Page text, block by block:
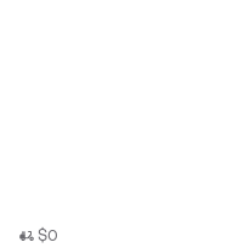
$0